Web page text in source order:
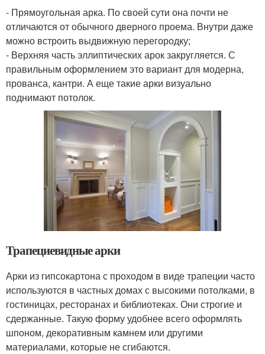
- Прямоугольная арка. По своей сути она почти не
отличаются от обычного дверного проема. Внутри даже
можно встроить выдвижную перегородку;
- Верхняя часть эллиптических арок закругляется. С
правильным оформлением это вариант для модерна,
прованса, кантри. А еще такие арки визуально
поднимают потолок.
Трапециевидные арки
Арки из гипсокартона с проходом в виде трапеции часто
используются в частных домах с высокими потолками, в
гостиницах, ресторанах и библиотеках. Они строгие и
сдержанные. Такую форму удобнее всего оформлять
шпоном, декоративным камнем или другими
материалами, которые не сгибаются.